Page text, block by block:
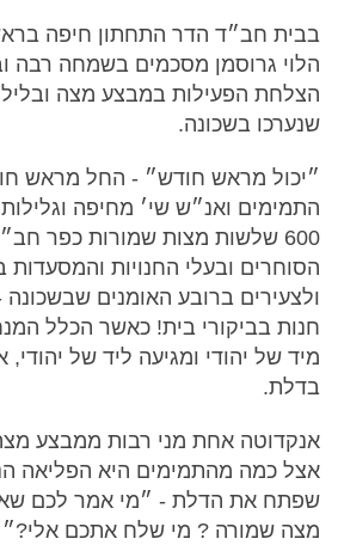
בבית חב״ד הדר התחתון חיפה
הלוי גרוסמן מסכמים בשמחה רבה
הצלחת הפעילות במבצע מצה ובליל
שנערכו בשכונה.
״יכול מראש חודש״ - החל מראש
התמימים ואנ״ש שי׳ מחיפה
600 שלשות מצות שמורות כפר
הסוחרים ובעלי החנויות והמסעדות
ולצעירים ברובע האומנים
חנות בביקורי בית! כאשר הכלל
מיד של יהודי ומגיעה ליד של
בדלת.
אנקדוטה אחת מני רבות ממבצע
אצל כמה מהתמימים היא הפליאה
שפתח את הדלת - ״מי אמר לכם
מצה שמורה ? מי שלח אתכם